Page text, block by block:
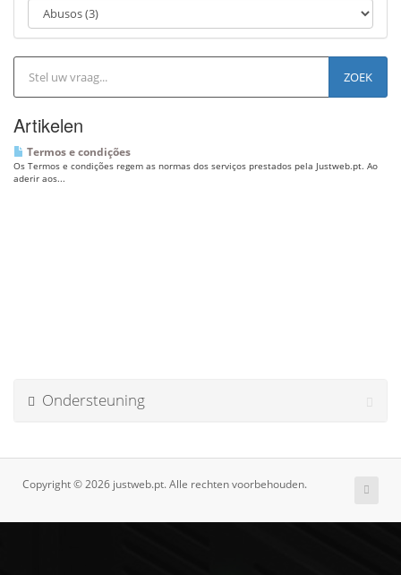
-
/
u
i
t
e
Artikelen
Termos e condições
Os Termos e condições regem as normas dos serviços prestados pela Justweb.pt. Ao
aderir aos...
Ondersteuning
Copyright © 2026 justweb.pt. Alle rechten voorbehouden.